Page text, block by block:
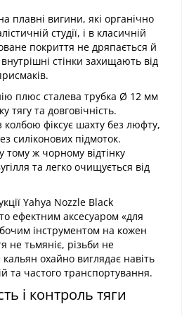
плавні вигини, які органічно
студії, і в класичній
покриття не дряпається й
стінки захищають від
плюс сталева трубка Ø 12 мм
тягу та довговічність.
колбою фіксує шахту без люфту,
силіконових підмоток.
тому ж чорному відтінку
та легко очищується від
Yahya Nozzle Black
ефектним аксесуаром «для
інструментом на кожен
не тьмяніє, різьби не
охайно виглядає навіть
та частого транспортування.
і контроль тяги